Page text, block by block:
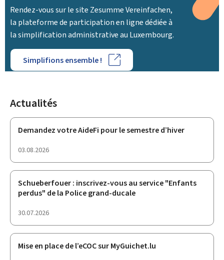
Rendez-vous sur le site Zesumme Vereinfachen,
la plateforme de participation en ligne dédiée à
la simplification administrative au Luxembourg.
Simplifions ensemble !
Actualités
Demandez votre AideFi pour le semestre d’hiver
date
publication
03.08.2026
Schueberfouer : inscrivez-vous au service "Enfants
perdus" de la Police grand-ducale
date
publication
30.07.2026
Mise en place de l’eCOC sur MyGuichet.lu